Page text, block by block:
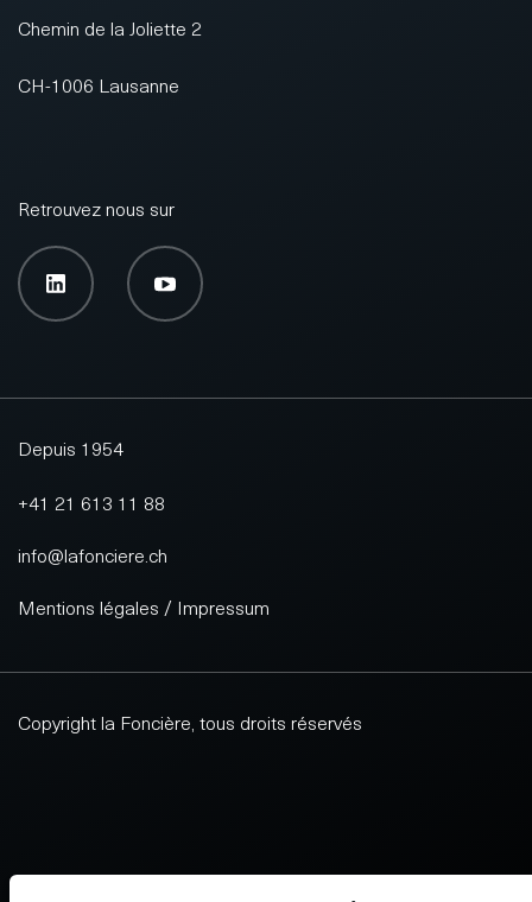
Chemin de la Joliette 2
CH-1006 Lausanne
Retrouvez nous sur
Depuis 1954
+41 21 613 11 88
info@lafonciere.ch
Mentions légales / Impressum
Copyright la Foncière, tous droits réservés